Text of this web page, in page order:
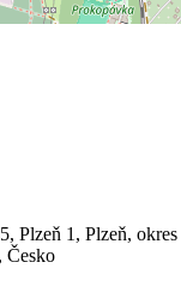
Plzeň 1, Plzeň, okres
Česko